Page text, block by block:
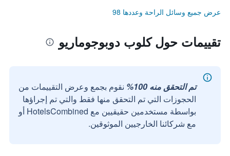
عرض جميع وسائل الراحة وعددها 98
تقييمات حول كلوب دوبوجوماريو
تم التحقق منه 100%
نقوم بجمع وعرض التقييمات من
الحجوزات التي تم التحقق منها فقط والتي تم إجراؤها
بواسطة مستخدمين حقيقيين مع HotelsCombined أو
مع شركائنا الخارجيين الموثوقين.